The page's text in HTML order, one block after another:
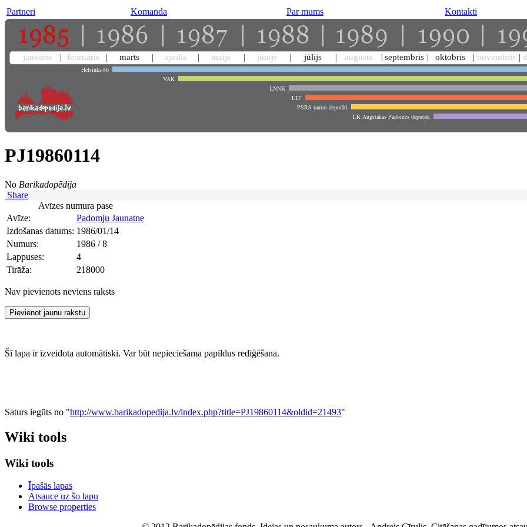
Partneri Komanda Par mums Kontakti
janvāris februāris marts aprīlis maijs jūnijs jūlijs augusts septembris oktobris novembris
Helsinki-86
VAK
LNNK
LTF
PSRS tautas deputāti
LR Augstākās Padomes deputāti
PJ19860114
No Barikadopēdija
Share
Avīzes numura pase
Avīze:
Padomju Jaunatne
Izdošanas datums: 1986/01/14
Numurs:
1986 / 8
Lappuses:
4
Tirāža:
218000
Nav pievienots neviens raksts
Pievienot jaunu rakstu
Šī lapa ir izveidota automātiski. Var būt nepieciešama papildus rediģēšana.
Saturs iegūts no "http://www.barikadopedija.lv/index.php?title=PJ19860114&oldid=21493"
Wiki tools
Wiki tools
Īpašās lapas
Atsauce uz šo lapu
Browse properties